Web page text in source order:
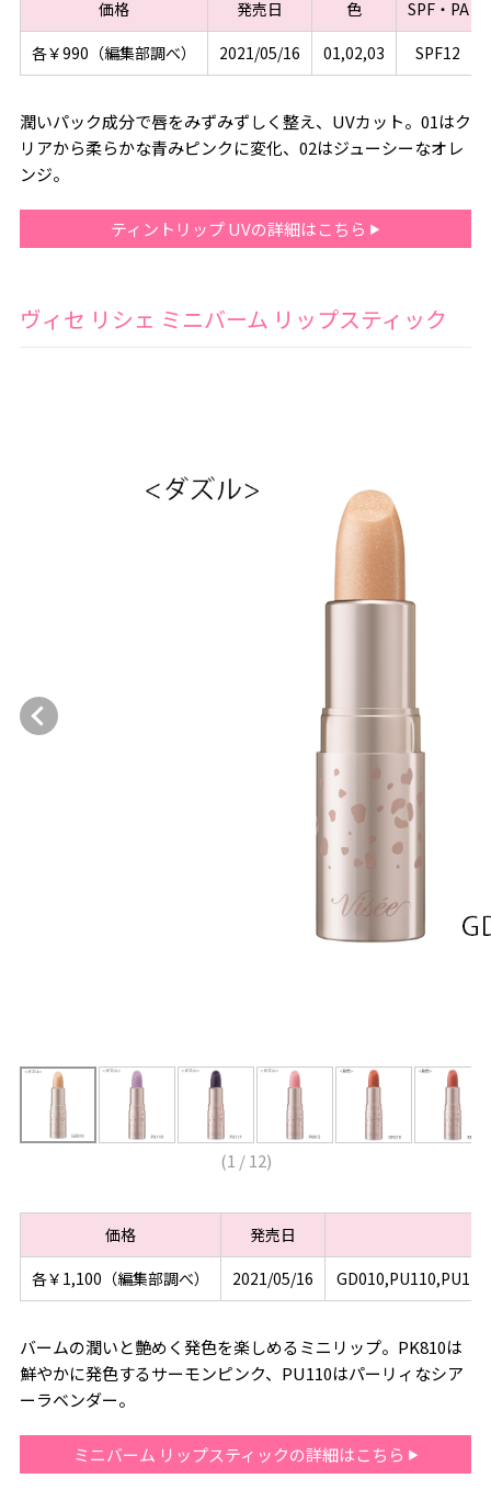
価格 発売日 色
SPF・PA
各￥990（編集部調べ）
2021/05/16 01,02,03 SPF12
潤いパック成分で唇をみずみずしく整え、UVカット。01はク
リアから柔らかな青みピンクに変化、02はジューシーなオレ
ンジ。
ティントリップ UVの詳細はこちら
ヴィセ リシェ ミニバーム リップスティック
(1 /12)
価格
発売日
各￥1,100（編集部調べ）
2021/05/16
バームの潤いと艶めく発色を楽しめるミニリップ。PK810は
鮮やかに発色するサーモンピンク、PU110はパーリィなシア
ーラベンダー。
ミニバーム リップスティックの詳細はこちら